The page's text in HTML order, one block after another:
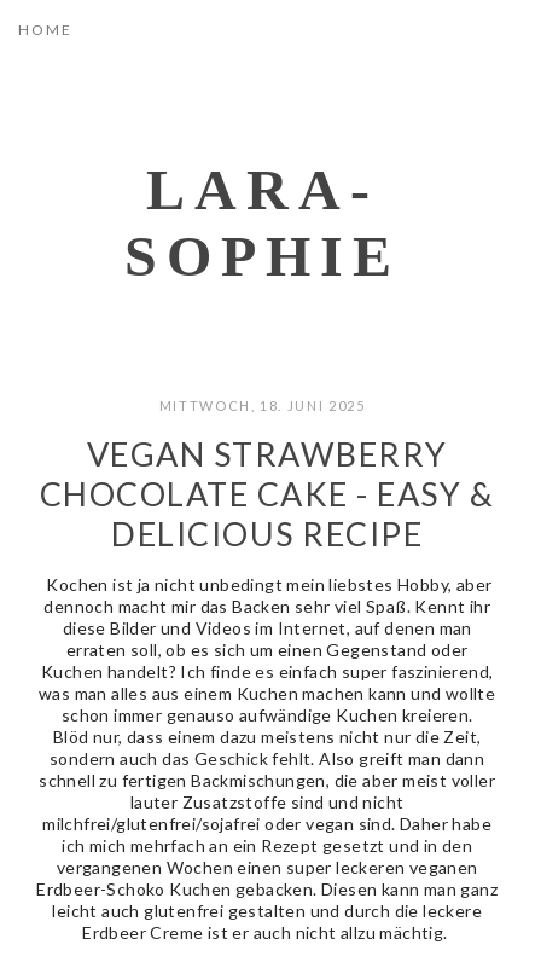
LARA-
SOPHIE
MITTWOCH, 18. JUNI 2025
VEGAN STRAWBERRY
CHOCOLATE CAKE - EASY &
DELICIOUS RECIPE
Kochen ist ja nicht unbedingt mein liebstes Hobby, aber
dennoch macht mir das Backen sehr viel Spaß. Kennt ihr
diese Bilder und Videos im Internet, auf denen man
erraten soll, ob es sich um einen Gegenstand oder
Kuchen handelt? Ich finde es einfach super faszinierend,
was man alles aus einem Kuchen machen kann und wollte
schon immer genauso aufwändige Kuchen kreieren.
Blöd nur, dass einem dazu meistens nicht nur die Zeit,
sondern auch das Geschick fehlt. Also greift man dann
schnell zu fertigen Backmischungen, die aber meist voller
lauter Zusatzstoffe sind und nicht
milchfrei/glutenfrei/sojafrei oder vegan sind. Daher habe
ich mich mehrfach an ein Rezept gesetzt und in den
vergangenen Wochen einen super leckeren veganen
Erdbeer-Schoko Kuchen gebacken. Diesen kann man ganz
leicht auch glutenfrei gestalten und durch die leckere
Erdbeer Creme ist er auch nicht allzu mächtig.